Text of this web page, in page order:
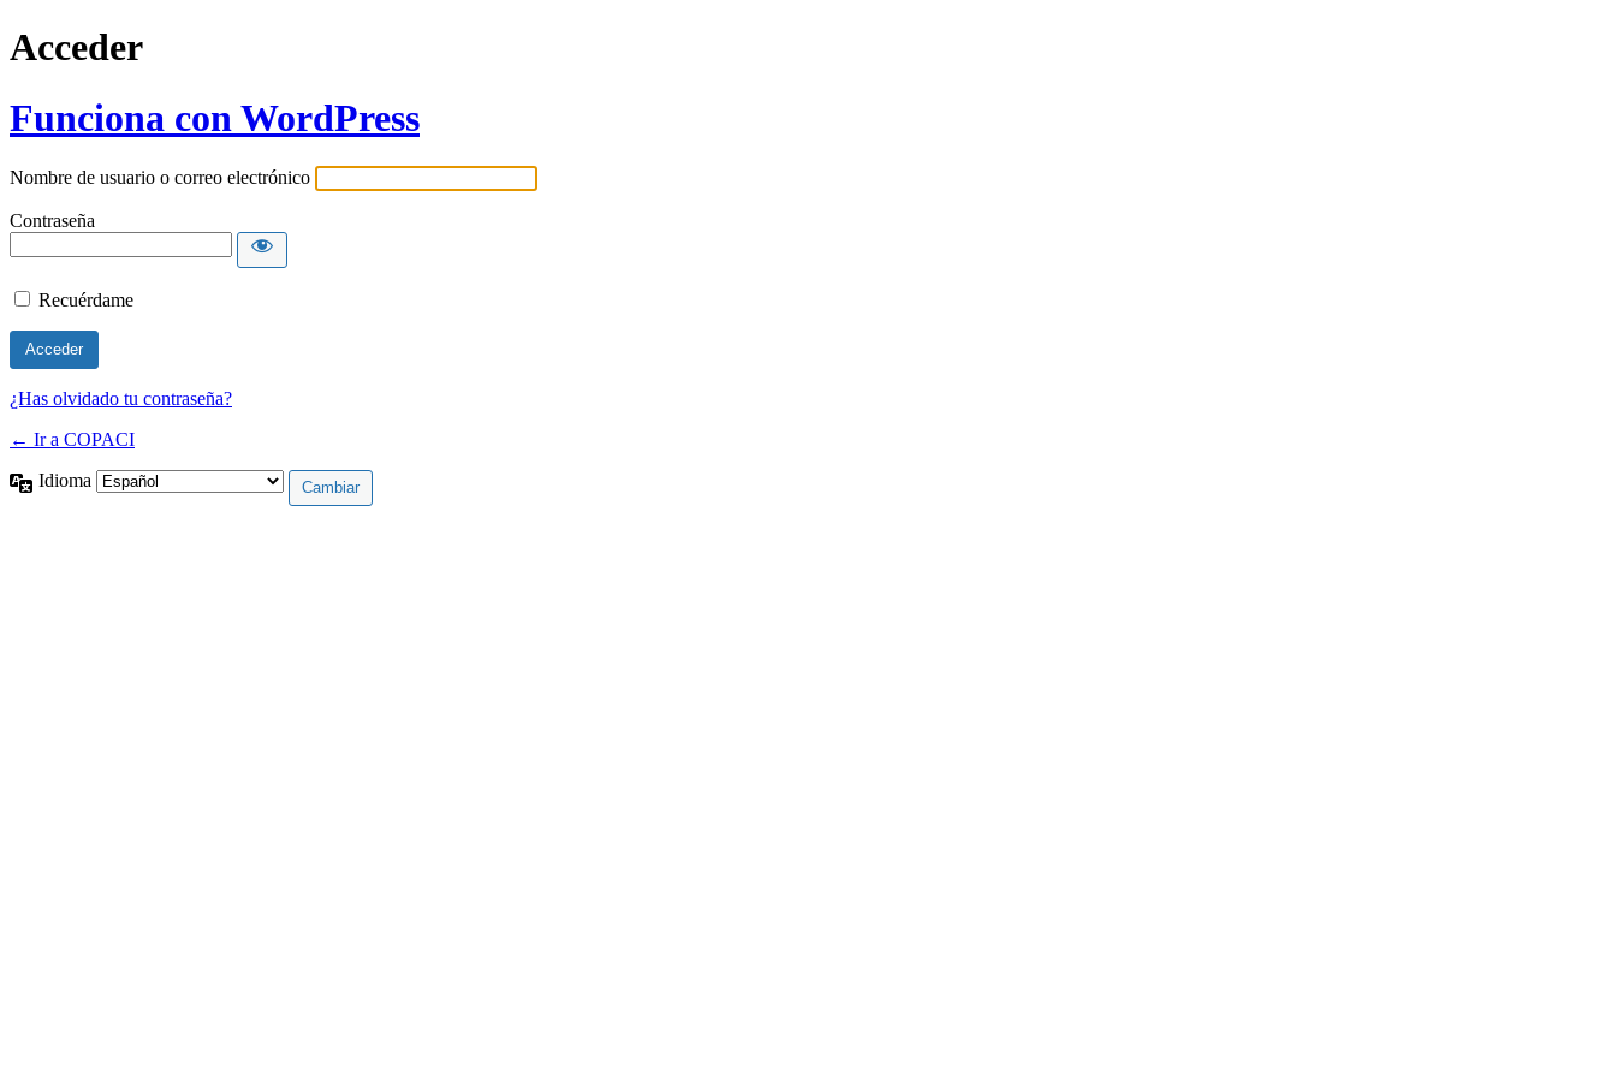
Acceder
Funciona con WordPress
Nombre de usuario o correo electrónico
Contraseña
Recuérdame
¿Has olvidado tu contraseña?
← Ir a COPACI
Idioma